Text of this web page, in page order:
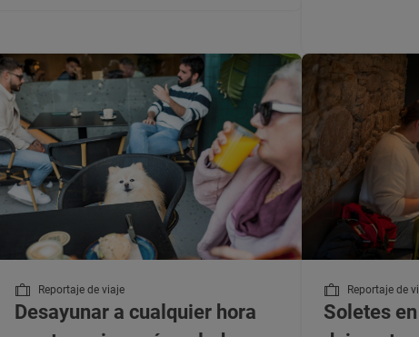
Reportaje de viaje
Desayunar a cualquier hora
Reportaje de
Soletes